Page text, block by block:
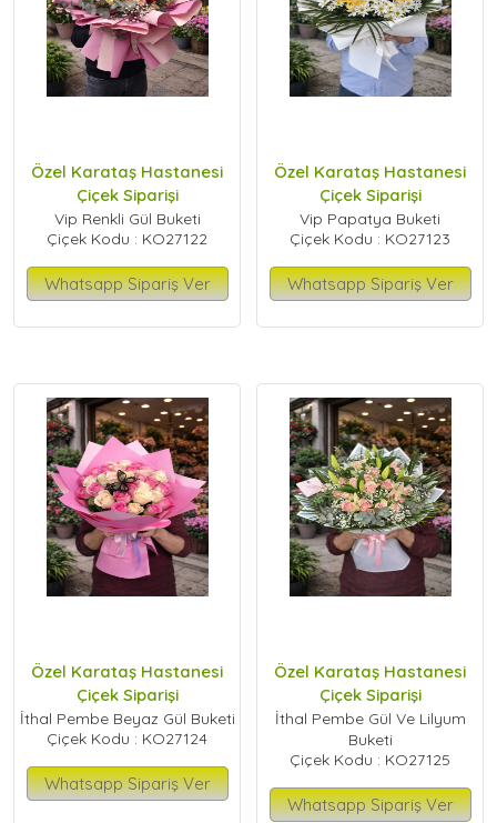
Özel Karataş Hastanesi
Çiçek Siparişi
Vip Renkli Gül Buketi
Çiçek Kodu : KO27122
Whatsapp Sipariş Ver
Özel Karataş Hastanesi
Çiçek Siparişi
Vip Papatya Buketi
Çiçek Kodu : KO27123
Whatsapp Sipariş Ver
Özel Karataş Hastanesi
Çiçek Siparişi
İthal Pembe Beyaz Gül Buketi
Çiçek Kodu : KO27124
Whatsapp Sipariş Ver
Özel Karataş Hastanesi
Çiçek Siparişi
İthal Pembe Gül Ve Lilyum
Buketi
Çiçek Kodu : KO27125
Whatsapp Sipariş Ver